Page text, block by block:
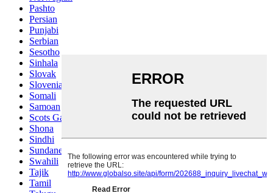
Pashto
Persian
Punjabi
Serbian
Sesotho
Sinhala
Slovak
Slovenian
Somali
Samoan
Scots Gaelic
Shona
Sindhi
Sundanese
Swahili
Tajik
Tamil